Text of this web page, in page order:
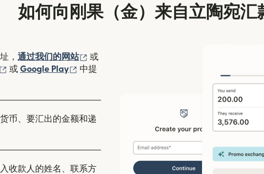
如何向刚果（金）来自立陶宛汇
， 通过我们的网站 （在新窗口中打开）
或
（在新窗口中打开）
或 Google Play （在新窗口中打开）
中提
货币、要汇出的金额和递
入收款人的姓名、联系方